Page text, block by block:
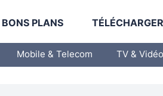
BONS PLANS
Mobile & Telecom TV & Vidéo